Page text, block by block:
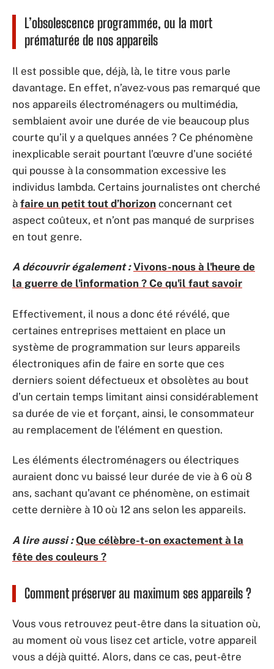
L’obsolescence programmée, ou la mort
prématurée de nos appareils
Il est possible que, déjà, là, le titre vous parle
davantage. En effet, n’avez-vous pas remarqué que
nos appareils électroménagers ou multimédia,
semblaient avoir une durée de vie beaucoup plus
courte qu’il y a quelques années ? Ce phénomène
inexplicable serait pourtant l’œuvre d’une société
qui pousse à la consommation excessive les
individus lambda. Certains journalistes ont cherché
à faire un petit tout d’horizon concernant cet
aspect coûteux, et n’ont pas manqué de surprises
en tout genre.
A découvrir également : Vivons-nous à l'heure de
la guerre de l'information ? Ce qu'il faut savoir
Effectivement, il nous a donc été révélé, que
certaines entreprises mettaient en place un
système de programmation sur leurs appareils
électroniques afin de faire en sorte que ces
derniers soient défectueux et obsolètes au bout
d’un certain temps limitant ainsi considérablement
sa durée de vie et forçant, ainsi, le consommateur
au remplacement de l’élément en question.
Les éléments électroménagers ou électriques
auraient donc vu baissé leur durée de vie à 6 où 8
ans, sachant qu’avant ce phénomène, on estimait
cette dernière à 10 où 12 ans selon les appareils.
A lire aussi : Que célèbre-t-on exactement à la
fête des couleurs ?
Comment préserver au maximum ses appareils ?
Vous vous retrouvez peut-être dans la situation où,
au moment où vous lisez cet article, votre appareil
vous a déjà quitté. Alors, dans ce cas, peut-être